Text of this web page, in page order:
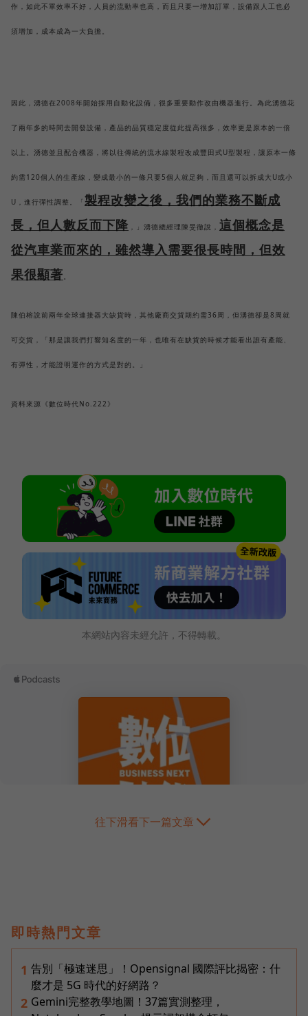
作，如此不單效率不好，人員的流動率也高，而且只要一增加訂單，設備跟人工也必
須增加，成本成為一大負擔。
因此，湧德在2008年開始採用自動化設備，很多重要動作改由機器進行。為此湧德花
了兩年多的時間去開發設備，產品的品質穩定度從此提高很多，效率更是原本的一倍
以上。湧德並且配合機器，將以往傳統的流水線製程改成豐田式U型製程，讓原本一條
約需120個人的生產線，變成最小的一條只要5個人就足夠，而且還可以拆成大U或小
U，進行彈性調整。「 製程改變之後，我們的業務不斷成
長，但人數反而下降 ，」湧德總經理陳旻徹說， 這個概念是
從汽車業而來的，雖然導入需要很長時間，但效
果很顯著
陳伯榕說前兩年全球連接器大缺貨時，其他廠商交貨期約需36周，但湧德卻是8周就
可交貨，「那是讓我們打響知名度的一年，也唯有在缺貨的時候才能看出誰有產能、
有彈性，才能證明運作的方式是對的。」
資料來源《數位時代No.222》
本網站內容未經允許，不得轉載。
往下滑看下一篇文章
即時熱門文章
1 告別「極速迷思」！Opensignal 國際評比揭密：什
麼才是 5G 時代的好網路？
2 Gemini完整教學地圖！37篇實測整理，